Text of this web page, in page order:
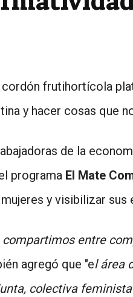
frutihortícola
y hacer cosas que
de la
programa El Mate
y visibilizar sus
entre
agregó que "el área
colectiva